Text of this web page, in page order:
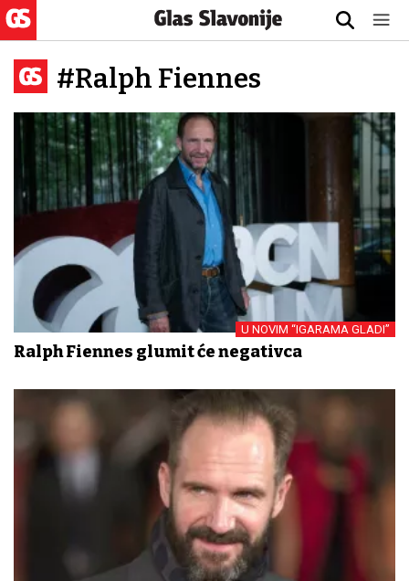
#Ralph Fiennes
U NOVIM “IGARAMA GLADI”
Ralph Fiennes glumit će negativca